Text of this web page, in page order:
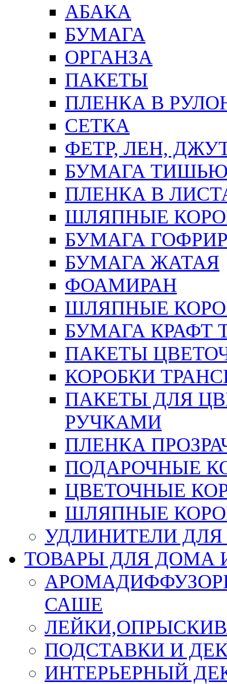
АБАКА
БУМАГА
ОРГАНЗА
ПАКЕТЫ
ПЛЕНКА В
СЕТКА
ФЕТР, ЛЕН,
БУМАГА
ПЛЕНКА В
ШЛЯПНЫЕ
БУМАГА
БУМАГА ЖАТАЯ
ФОАМИРАН
ШЛЯПНЫЕ
БУМАГА КРАФТ
ПАКЕТЫ
КОРОБКИ
ПАКЕТЫ ДЛЯ
РУЧКАМИ
ПЛЕНКА
ПОДАРОЧНЫЕ
ЦВЕТОЧНЫЕ
ШЛЯПНЫЕ
УДЛИНИТЕЛИ
ТОВАРЫ ДЛЯ ДОМА
САШЕ
ПОДСТАВКИ И
ИНТЕРЬЕРНЫЙ